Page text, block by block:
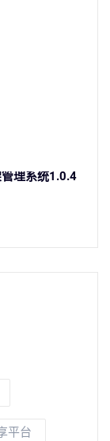
管理系统1.0.4
平台